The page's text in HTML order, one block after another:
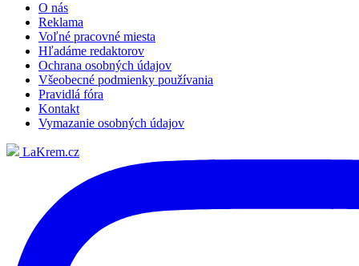
O nás
Reklama
Voľné pracovné miesta
Hľadáme redaktorov
Ochrana osobných údajov
Všeobecné podmienky používania
Pravidlá fóra
Kontakt
Vymazanie osobných údajov
LaKrem.cz